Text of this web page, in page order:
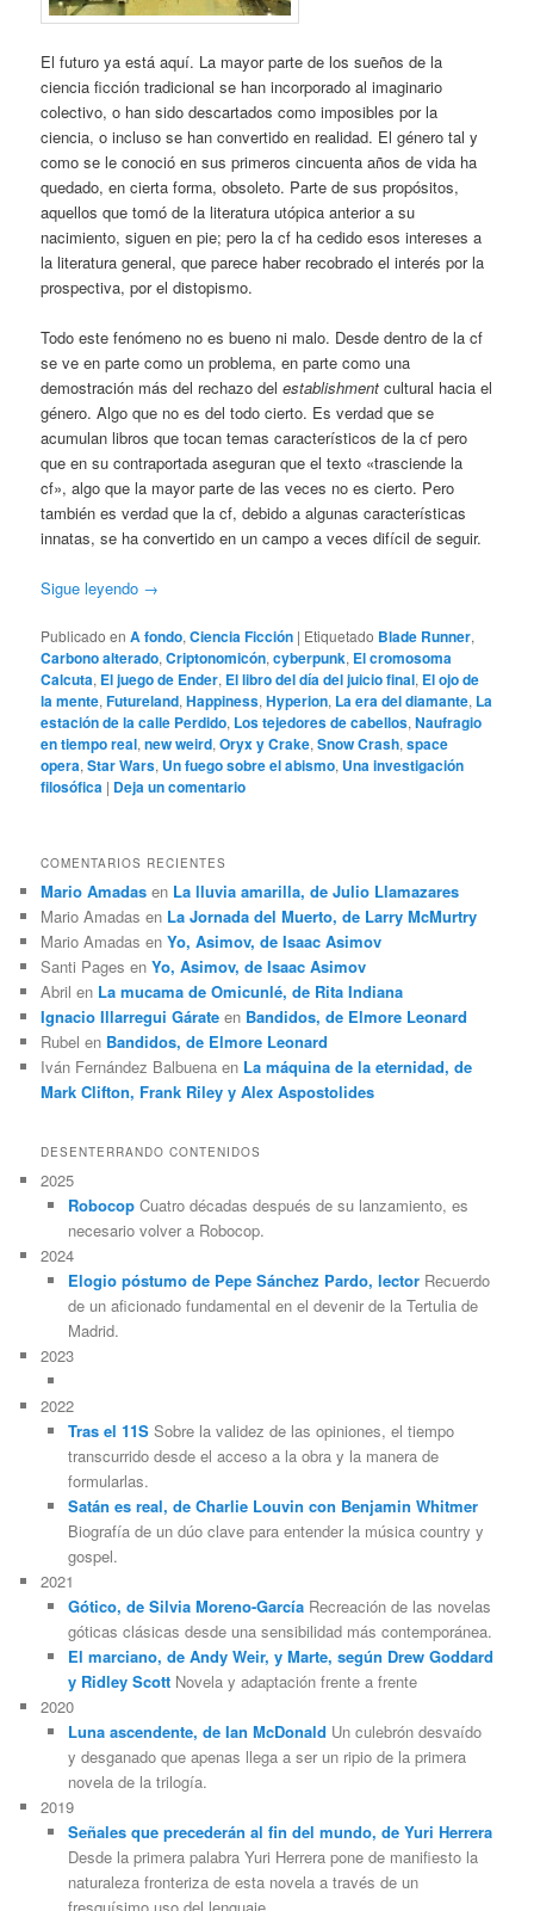
El futuro ya está aquí. La mayor parte de los sueños de la
ciencia ficción tradicional se han incorporado al imaginario
colectivo, o han sido descartados como imposibles por la
ciencia, o incluso se han convertido en realidad. El género tal y
como se le conoció en sus primeros cincuenta años de vida ha
quedado, en cierta forma, obsoleto. Parte de sus propósitos,
aquellos que tomó de la literatura utópica anterior a su
nacimiento, siguen en pie; pero la cf ha cedido esos intereses a
la literatura general, que parece haber recobrado el interés por la
prospectiva, por el distopismo.
Todo este fenómeno no es bueno ni malo. Desde dentro de la cf
se ve en parte como un problema, en parte como una
demostración más del rechazo delestablishment cultural hacia el
género. Algo que no es del todo cierto. Es verdad que se
acumulan libros que tocan temas característicos de la cf pero
que en su contraportada aseguran que el texto «trasciende la
cf», algo que la mayor parte de las veces no es cierto. Pero
también es verdad que la cf, debido a algunas características
innatas, se ha convertido en un campo a veces difícil de seguir.
Sigue leyendo →
Publicado en A fondo,Ciencia Ficción | Etiquetado Blade Runner,
Carbono alterado,Criptonomicón,cyberpunk, El cromosoma
Calcuta, El juego de Ender, El libro del día del juicio final, El ojo de
la mente,Futureland,Happiness,Hyperion, La era del diamante, La
estación de la calle Perdido, Los tejedores de cabellos,Naufragio
en tiempo real,new weird,Oryx y Crake,Snow Crash,space
opera,Star Wars, Un fuego sobre el abismo, Una investigación
filosófica | Deja un comentario
COMENTARIOS RECIENTES
Mario Amadas en La lluvia amarilla, de Julio Llamazares
Mario Amadas en La Jornada del Muerto, de Larry McMurtry
Mario Amadas enYo, Asimov, de Isaac Asimov
Santi Pages enYo, Asimov, de Isaac Asimov
Abril en La mucama de Omicunlé, de Rita Indiana
Ignacio Illarregui Gárate en Bandidos, de Elmore Leonard
Rubel en Bandidos, de Elmore Leonard
Iván Fernández Balbuena en La máquina de la eternidad, de
Mark Clifton, Frank Riley y Alex Aspostolides
DESENTERRANDO CONTENIDOS
2025
RobocopCuatro décadas después de su lanzamiento, es
necesario volver a Robocop.
2024
Elogio póstumo de Pepe Sánchez Pardo, lectorRecuerdo
de un aficionado fundamental en el devenir de la Tertulia de
Madrid.
2023
2022
Tras el 11SSobre la validez de las opiniones, el tiempo
transcurrido desde el acceso a la obra y la manera de
formularlas.
Satán es real, de Charlie Louvin con Benjamin Whitmer
Biografía de un dúo clave para entender la música country y
gospel.
2021
Gótico, de Silvia Moreno-GarcíaRecreación de las novelas
góticas clásicas desde una sensibilidad más contemporánea.
El marciano, de Andy Weir, y Marte, según Drew Goddard
y Ridley ScottNovela y adaptación frente a frente
2020
Luna ascendente, de Ian McDonald Un culebrón desvaído
y desganado que apenas llega a ser un ripio de la primera
novela de la trilogía.
2019
Señales que precederán al fin del mundo, de Yuri Herrera
Desde la primera palabra Yuri Herrera pone de manifiesto la
naturaleza fronteriza de esta novela a través de un